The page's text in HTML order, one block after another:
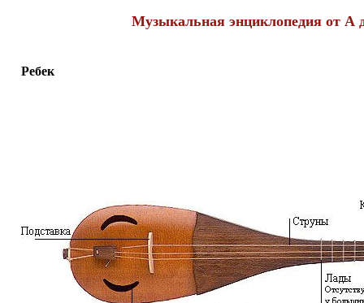
Музыкальная энциклопедия от А
Ребек